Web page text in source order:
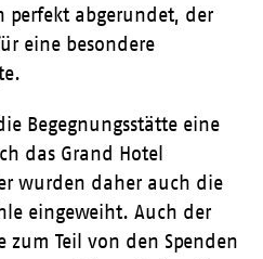
perfekt abgerundet, der
eine besondere
Begegnungsstätte eine
das Grand Hotel
wurden daher auch die
eingeweiht. Auch der
zum Teil von den Spenden